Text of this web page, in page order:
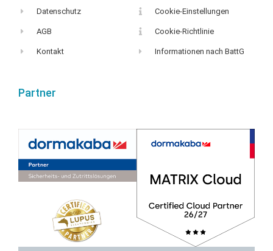
Datenschutz
AGB
Kontakt
Cookie-Einstellungen
Cookie-Richtlinie
Informationen nach BattG
Partner